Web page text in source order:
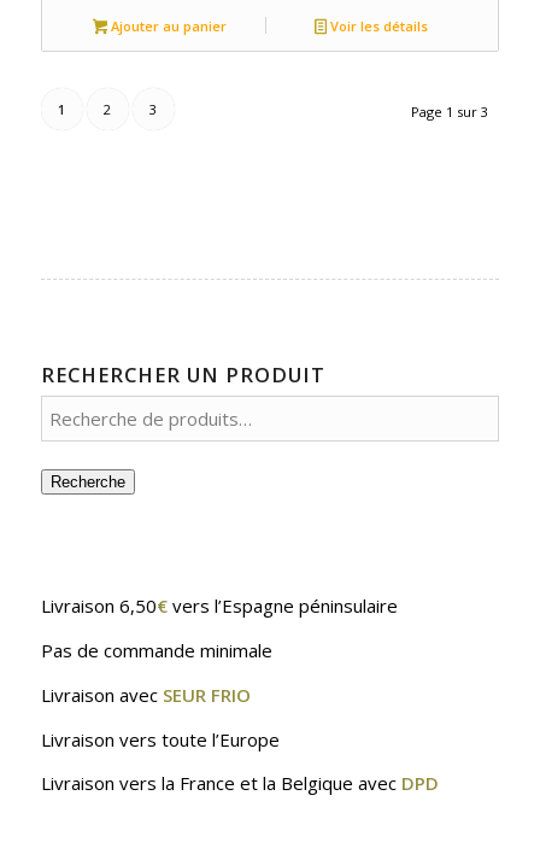
Ajouter au panier Voir les détails
Page 1 sur 3
1 2 3
RECHERCHER UN PRODUIT
Recherche
Livraison 6,50€vers l’Espagne péninsulaire
Pas de commande minimale
Livraison avec SEUR FRIO
Livraison vers toute l’Europe
Livraison vers la France et la Belgique avec DPD